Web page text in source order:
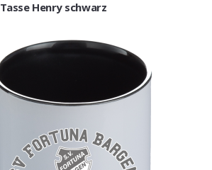
Tasse Henry schwarz